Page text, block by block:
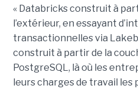
« Databricks construit à
l’extérieur, en essayant
transactionnelles via
construit à partir de la
PostgreSQL, là où les
leurs charges de travail les